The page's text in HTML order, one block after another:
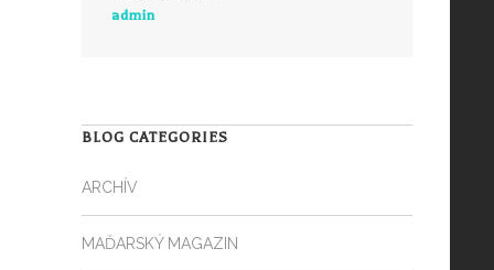
admin
BLOG CATEGORIES
ARCHÍV
MAĎARSKÝ MAGAZIN